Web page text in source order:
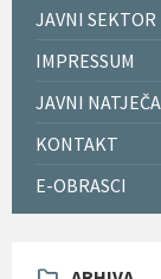
JAVNI SEKTOR
IMPRESSUM
JAVNI
KONTAKT
E-OBRASCI